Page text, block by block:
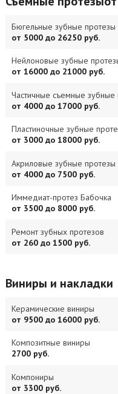
Бюгельные зубные протезы
от 5000 до 26250 руб.
Нейлоновые зубные
от 16000 до 21000 руб.
Частичные съемные зубные
от 4000 до 17000 руб.
Пластиночные зубные
от 3000 до 18000 руб.
Акриловые зубные протезы
от 4000 до 7500 руб.
Иммедиат-протез Бабочка
от 3500 до 8000 руб.
Ремонт зубных протезов
от 260 до 1500 руб.
Виниры и накладки
Керамические виниры
от 9500 до 16000 руб.
Композитные виниры
2700 руб.
Компониры
от 3300 руб.